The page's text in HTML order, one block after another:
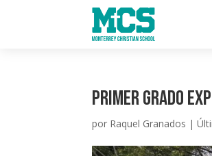
Primer grado
por Raquel Granados |